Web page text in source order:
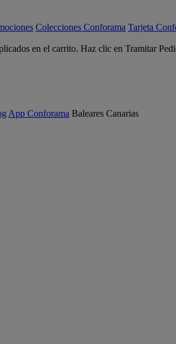
Colecciones Conforama Tarjeta
en el carrito. Haz clic en Tramitar
App Conforama Baleares Canarias